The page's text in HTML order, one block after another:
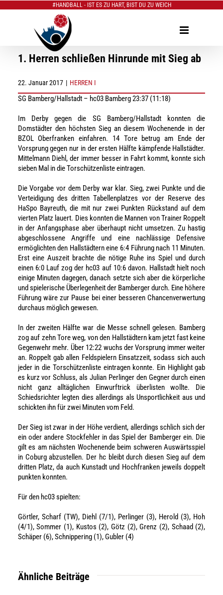
#HANDBALL - IST ES ZU HART, BIST DU ZU WEICH
1. Herren schließen Hinrunde mit Sieg ab
22. Januar 2017 | HERREN I
SG Bamberg/Hallstadt – hc03 Bamberg 23:37 (11:18)
Im Derby gegen die SG Bamberg/Hallstadt konnten die
Domstädter den höchsten Sieg an diesem Wochenende in der
BZOL Oberfranken einfahren. 14 Tore betrug am Ende der
Vorsprung gegen nur in der ersten Hälfte kämpfende Hallstädter.
Mittelmann Diehl, der immer besser in Fahrt kommt, konnte sich
sieben Mal in die Torschützenliste eintragen.
Die Vorgabe vor dem Derby war klar. Sieg, zwei Punkte und die
Verteidigung des dritten Tabellenplatzes vor der Reserve des
HaSpo Bayreuth, die mit nur zwei Punkten Rückstand auf dem
vierten Platz lauert. Dies konnten die Mannen von Trainer Roppelt
in der Anfangsphase aber überhaupt nicht umsetzen. Zu hastig
abgeschlossene Angriffe und eine nachlässige Defensive
ermöglichten den Hallstädtern eine 6:4 Führung nach 11 Minuten.
Erst eine Auszeit brachte die nötige Ruhe ins Spiel und durch
einen 6:0 Lauf zog der hc03 auf 10:6 davon. Hallstadt hielt noch
einige Minuten dagegen, danach setzte sich aber die körperliche
und spielerische Überlegenheit der Bamberger durch. Eine höhere
Führung wäre zur Pause bei einer besseren Chancenverwertung
durchaus möglich gewesen.
In der zweiten Hälfte war die Messe schnell gelesen. Bamberg
zog auf zehn Tore weg, von den Hallstädtern kam jetzt fast keine
Gegenwehr mehr. Über 12:22 wuchs der Vorsprung immer weiter
an. Roppelt gab allen Feldspielern Einsatzzeit, sodass sich auch
jeder in die Torschützenliste eintragen konnte. Ein Highlight gab
es kurz vor Schluss, als Julian Perlinger den Gegner durch einen
nicht ganz alltäglichen Einwurftrick überlisten wollte. Die
Schiedsrichter legten dies allerdings als Unsportlichkeit aus und
schickten ihn für zwei Minuten vom Feld.
Der Sieg ist zwar in der Höhe verdient, allerdings schlich sich der
ein oder andere Stockfehler in das Spiel der Bamberger ein. Die
gilt es am nächsten Wochenende beim schweren Auswärtsspiel
in Coburg abzustellen. Der hc bleibt durch diesen Sieg auf dem
dritten Platz, da auch Kunstadt und Hochfranken jeweils doppelt
punkten konnten.
Für den hc03 spielten:
Görtler, Scharf (TW), Diehl (7/1), Perlinger (3), Herold (3), Hoh
(4/1), Sommer (1), Kustos (2), Götz (2), Grenz (2), Schaad (2),
Schäper (6), Schnippering (1), Gubler (4)
Ähnliche Beiträge